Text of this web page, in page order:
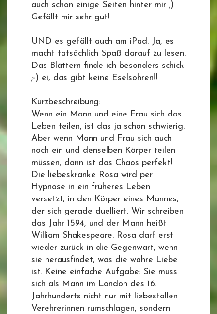
auch schon einige Seiten hinter mir ;)
Gefällt mir sehr gut!
UND es gefällt auch am iPad. Ja, es
macht tatsächlich Spaß darauf zu lesen.
Das Blättern finde ich besonders schick
;-) ei, das gibt keine Eselsohren!!
Kurzbeschreibung:
Wenn ein Mann und eine Frau sich das
Leben teilen, ist das ja schon schwierig.
Aber wenn Mann und Frau sich auch
noch ein und denselben Körper teilen
müssen, dann ist das Chaos perfekt!
Die liebeskranke Rosa wird per
Hypnose in ein früheres Leben
versetzt, in den Körper eines Mannes,
der sich gerade duelliert. Wir schreiben
das Jahr 1594, und der Mann heißt
William Shakespeare. Rosa darf erst
wieder zurück in die Gegenwart, wenn
sie herausfindet, was die wahre Liebe
ist. Keine einfache Aufgabe: Sie muss
sich als Mann im London des 16.
Jahrhunderts nicht nur mit liebestollen
Verehrerinnen rumschlagen, sondern